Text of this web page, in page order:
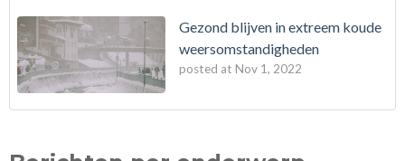
Gezond blijven in extreem koude
weersomstandigheden
posted at Nov 1, 2022